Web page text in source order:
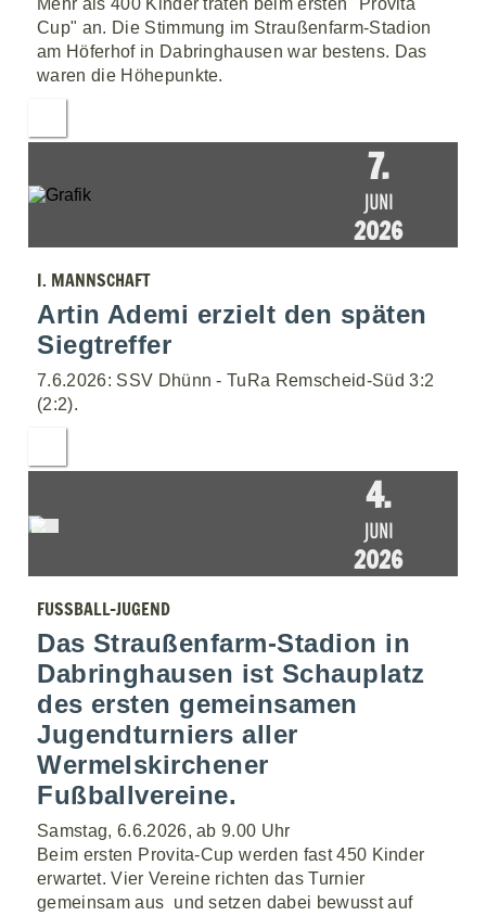
Mehr als 400 Kinder traten beim ersten "Provita
Cup" an. Die Stimmung im Straußenfarm-Stadion
am Höferhof in Dabringhausen war bestens. Das
waren die Höhepunkte.
7.
JUNI
2026
I. MANNSCHAFT
Artin Ademi erzielt den späten
Siegtreffer
7.6.2026: SSV Dhünn - TuRa Remscheid-Süd 3:2
(2:2).
4.
JUNI
2026
FUSSBALL-JUGEND
Das Straußenfarm-Stadion in
Dabringhausen ist Schauplatz
des ersten gemeinsamen
Jugendturniers aller
Wermelskirchener
Fußballvereine.
Samstag, 6.6.2026, ab 9.00 Uhr
Beim ersten Provita-Cup werden fast 450 Kinder
erwartet. Vier Vereine richten das Turnier
gemeinsam aus  und setzen dabei bewusst auf